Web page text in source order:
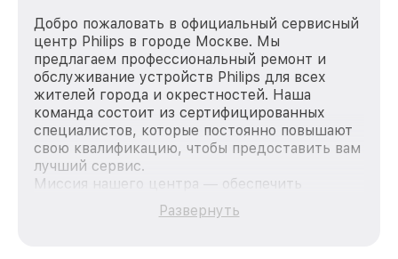
Добро пожаловать в официальный сервисный
центр Philips в городе Москве. Мы
предлагаем профессиональный ремонт и
обслуживание устройств Philips для всех
жителей города и окрестностей. Наша
команда состоит из сертифицированных
специалистов, которые постоянно повышают
свою квалификацию, чтобы предоставить вам
лучший сервис.
Миссия нашего центра — обеспечить
качественный и доступный ремонт для
каждого пользователя продукции Philips, вне
Развернуть